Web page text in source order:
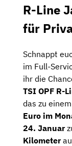
R-Line
für
Schnappt
im Full-
ihr die
TSI OPF R-
das zu
Euro im
24. Januar
Kilometer